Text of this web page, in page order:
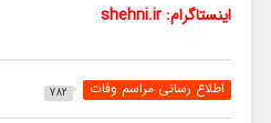
اینستاگرام: shehni.ir
اطلاع رسانی مراسم وفات 782